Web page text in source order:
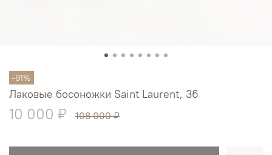
-91%
Лаковые босоножки Saint Laurent, 36
10 000 ₽ 108 000 ₽